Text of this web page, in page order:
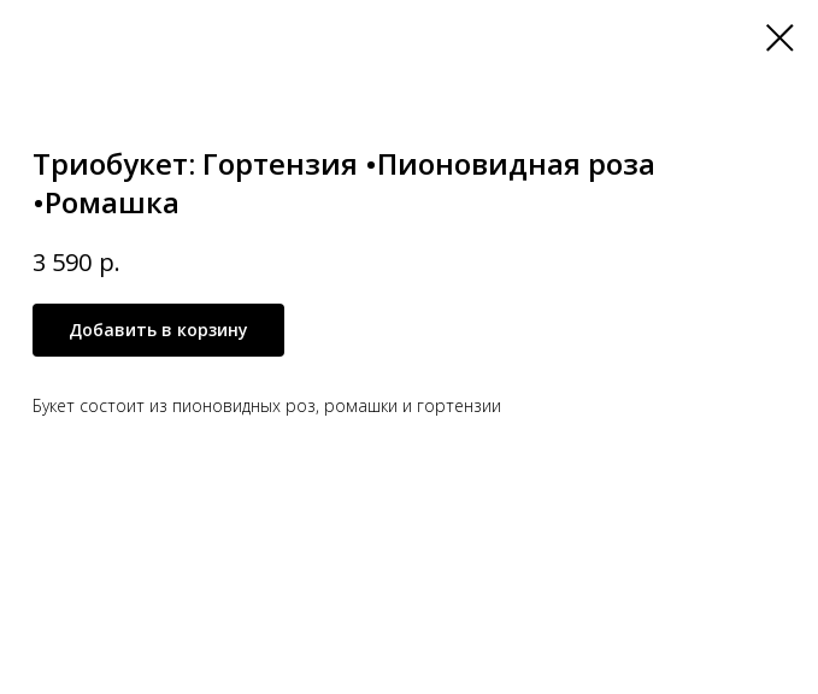
Триобукет: Гортензия •Пионовидная роза
•Ромашка
3 590 р.
Добавить в корзину
Букет состоит из пионовидных роз, ромашки и гортензии